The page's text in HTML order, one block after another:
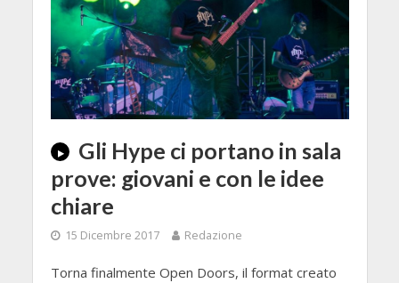
Gli Hype ci portano in sala
prove: giovani e con le idee
chiare
15 Dicembre 2017 Redazione
Torna finalmente Open Doors, il format creato